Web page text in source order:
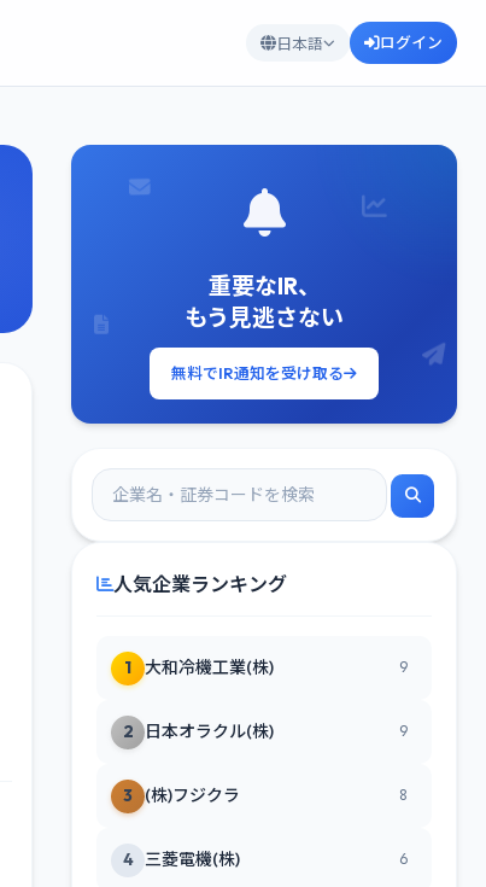
日本語 ログイン
重要なIR、
もう見逃さない
無料でIR通知を受け取る
人気企業ランキング
1 大和冷機工業(株) 9
2 日本オラクル(株) 9
3 (株)フジクラ 8
4 三菱電機(株) 6